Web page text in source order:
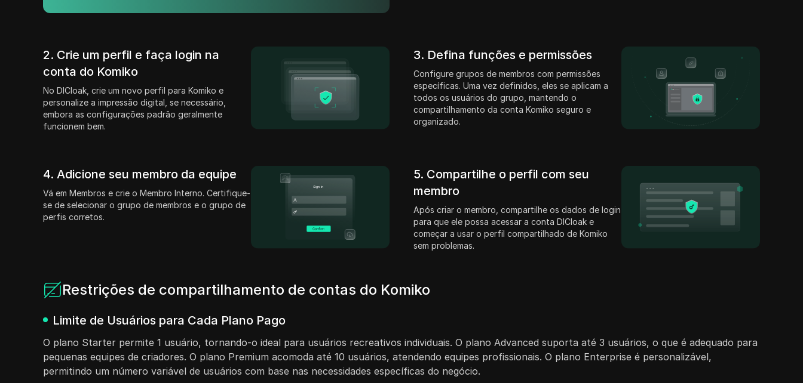
2. Crie um perfil e faça login na
conta do Komiko
No DICloak, crie um novo perfil para Komiko e
personalize a impressão digital, se necessário,
embora as configurações padrão geralmente
funcionem bem.
3. Defina funções e permissões
Configure grupos de membros com permissões
específicas. Uma vez definidos, eles se aplicam a
todos os usuários do grupo, mantendo o
compartilhamento da conta Komiko seguro e
organizado.
4. Adicione seu membro da equipe
Vá em Membros e crie o Membro Interno. Certifique-
se de selecionar o grupo de membros e o grupo de
perfis corretos.
5. Compartilhe o perfil com seu
membro
Após criar o membro, compartilhe os dados de login
para que ele possa acessar a conta DICloak e
começar a usar o perfil compartilhado de Komiko
sem problemas.
Restrições de compartilhamento de contas do Komiko
Limite de Usuários para Cada Plano Pago
O plano Starter permite 1 usuário, tornando-o ideal para usuários recreativos individuais. O plano Advanced suporta até 3 usuários, o que é adequado para
pequenas equipes de criadores. O plano Premium acomoda até 10 usuários, atendendo equipes profissionais. O plano Enterprise é personalizável,
permitindo um número variável de usuários com base nas necessidades específicas do negócio.